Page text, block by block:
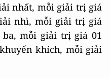
nhất, mỗi giải trị giá
nhì, mỗi giải trị giá
ba, mỗi giải trị giá 01
khích, mỗi giải